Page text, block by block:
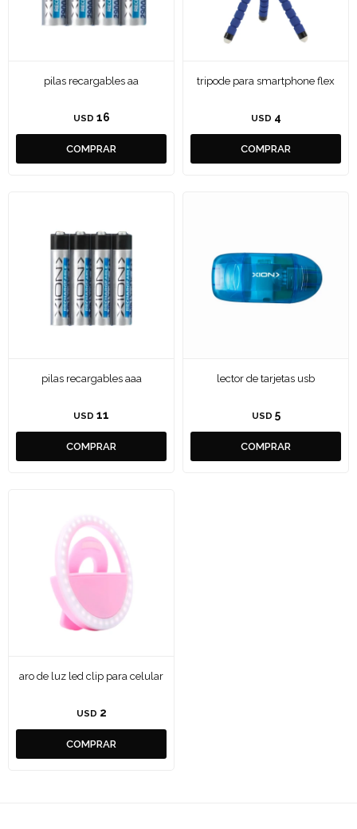
pilas recargables aa
USD 16
tripode para smartphone flex
USD 4
pilas recargables aaa
USD 11
lector de tarjetas usb
USD 5
aro de luz led clip para celular
USD 2